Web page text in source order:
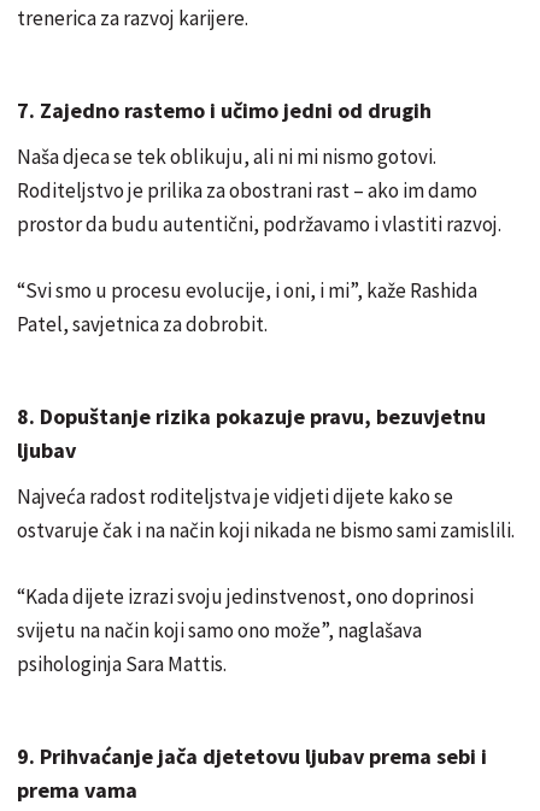
trenerica za razvoj karijere.
7. Zajedno rastemo i učimo jedni od drugih
Naša djeca se tek oblikuju, ali ni mi nismo gotovi.
Roditeljstvo je prilika za obostrani rast – ako im damo
prostor da budu autentični, podržavamo i vlastiti razvoj.
“Svi smo u procesu evolucije, i oni, i mi”, kaže Rashida
Patel, savjetnica za dobrobit.
8. Dopuštanje rizika pokazuje pravu, bezuvjetnu
ljubav
Najveća radost roditeljstva je vidjeti dijete kako se
ostvaruje čak i na način koji nikada ne bismo sami zamislili.
“Kada dijete izrazi svoju jedinstvenost, ono doprinosi
svijetu na način koji samo ono može”, naglašava
psihologinja Sara Mattis.
9. Prihvaćanje jača djetetovu ljubav prema sebi i
prema vama